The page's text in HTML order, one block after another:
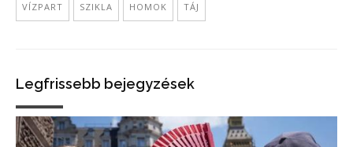
VÍZPART SZIKLA HOMOK TÁJ
Legfrissebb bejegyzések